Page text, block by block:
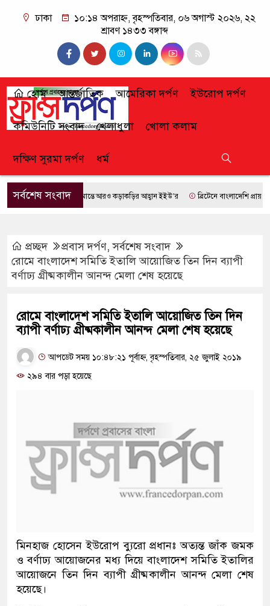
ঢাকা
১০:১৪ অপরাহ্ন, বৃহস্পতিবার, ০৬ অগাস্ট ২০২৬, ২২
শ্রাবণ ১৪৩৩ বঙ্গাব্দ
হোম আন্তর্জাতিক আমেরিকা দর্পণ ইউরোপ দর্পণ
কমিউনিটি সংবাদ খেলাধুলা খোলা কলাম
দক্ষিণ সুরমা দর্পণ ধর্ম
সর্বশেষ সংবাদসীমান্তে আরও কড়াকড়ির আহ্বান ইইউ’র ব্রিটেনে বাংলাদেশি প্রায় ৭ লাখ
প্রচ্ছদ প্রবাস দর্পণ,সর্বশেষ সংবাদ
রোমে বাংলাদেশ সমিতি ইতালি আয়োজিত তিন দিন ব্যাপী
বর্ণাঢ্য গ্রীষ্মকালীন আনন্দ মেলা শেষ হয়েছে
রোমে বাংলাদেশ সমিতি ইতালি আয়োজিত তিন দিন
ব্যাপী বর্ণাঢ্য গ্রীষ্মকালীন আনন্দ মেলা শেষ হয়েছে
আপডেট সময় ১০:৪৮:২১ পূর্বাহ্ন, বৃহস্পতিবার, ২৫ জুলাই ২০১৯
২৯৪ বার পড়া হয়েছে
মিনহাজ হোসেন ইউরোপ ব্যুরো প্রধানঃ অত্যন্ত জাঁক জমক
ও বর্ণাঢ্য আয়োজনের মধ্য দিয়ে বাংলাদেশ সমিতি ইতালির
আয়োজনে তিন দিন ব্যাপী গ্রীষ্মকালীন আনন্দ মেলা শেষ
হয়েছে।